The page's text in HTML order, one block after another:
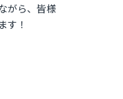
がら、皆様
す！